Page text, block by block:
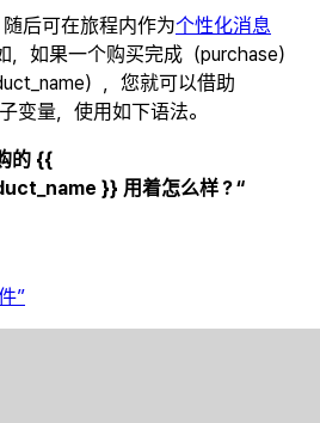
后可在旅程内作为个性化消息
，如果一个购买完成（purchase）
），您就可以借助
变量，使用如下语法。
的 {{
}} 用着怎么样？“
”